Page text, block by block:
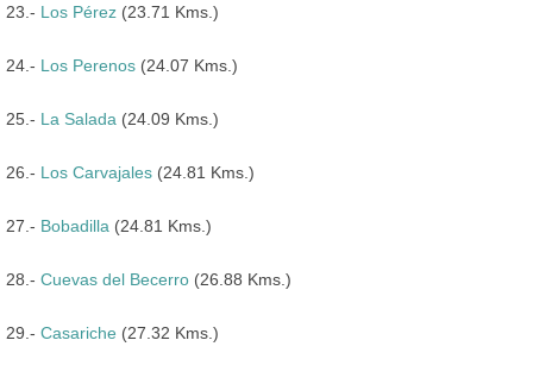
23.- Los Pérez (23.71 Kms.)
24.- Los Perenos (24.07 Kms.)
25.- La Salada (24.09 Kms.)
26.- Los Carvajales (24.81 Kms.)
27.- Bobadilla (24.81 Kms.)
28.- Cuevas del Becerro (26.88 Kms.)
29.- Casariche (27.32 Kms.)